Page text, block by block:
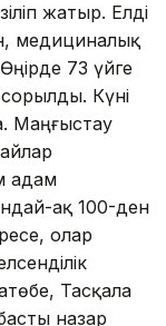
жатыр. Елді
медициналық
73 үйге
Күні
Маңғыстау
адам
ақ 100-ден
олар
Тасқала
назар